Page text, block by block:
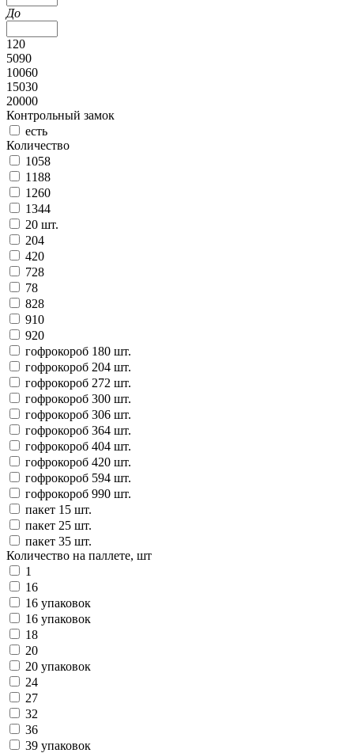
До
120
5090
10060
15030
20000
Контрольный замок
есть
Количество
1058
1188
1260
1344
20 шт.
204
420
728
78
828
910
920
гофрокороб 180 шт.
гофрокороб 204 шт.
гофрокороб 272 шт.
гофрокороб 300 шт.
гофрокороб 306 шт.
гофрокороб 364 шт.
гофрокороб 404 шт.
гофрокороб 420 шт.
гофрокороб 594 шт.
гофрокороб 990 шт.
пакет 15 шт.
пакет 25 шт.
пакет 35 шт.
Количество на паллете, шт
1
16
16 упаковок
16 упаковок
18
20
20 упаковок
24
27
32
36
39 упаковок